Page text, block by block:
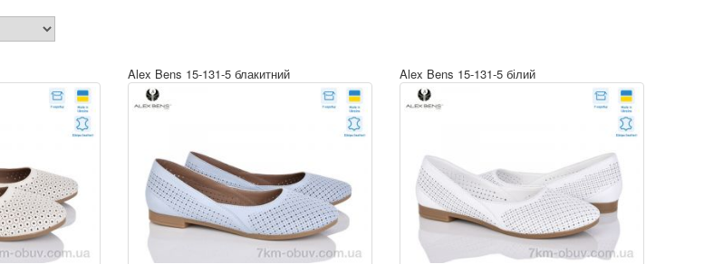
Alex Bens 15-131-5 блакитний Alex Bens 15-131-5 білий